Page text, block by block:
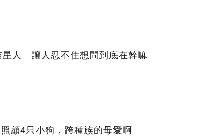
星人 讓人忍不住想問到底在幹嘛
顧4只小狗，跨種族的母愛啊